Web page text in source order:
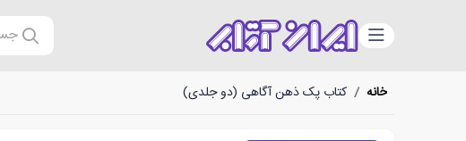
دسته‌بندی
خانه / کتاب پک ذهن آگاهی (دو جلدی)